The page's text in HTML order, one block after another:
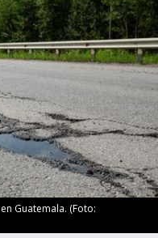
Guatemala. (Foto: